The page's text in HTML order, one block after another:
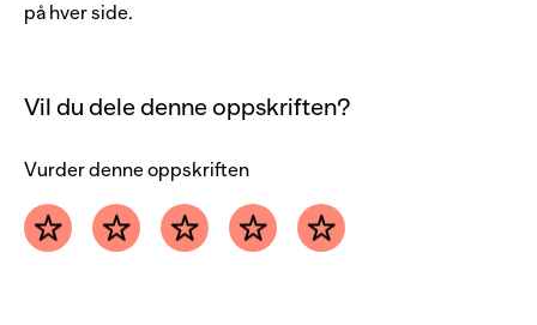
på hver side.
Vil du dele denne oppskriften?
Vurder denne oppskriften